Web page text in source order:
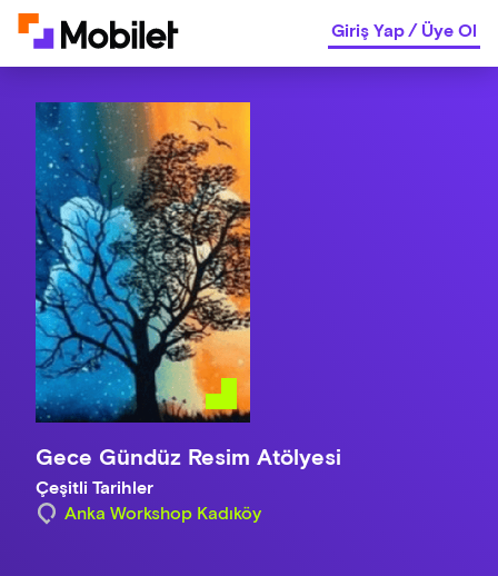
Giriş Yap/Üye Ol
Gece Gündüz Resim Atölyesi
Çeşitli Tarihler
Anka Workshop Kadıköy